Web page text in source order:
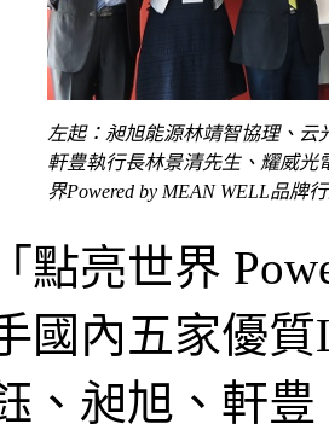
左起：昶旭能源林靖智協理、云
軒豊執行長林景清先生、耀威光
界Powered by MEAN WELL品牌
點亮世界
國內五家優
、昶旭、軒